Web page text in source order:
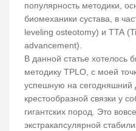
популярность методики,
биомеханики сустава, в
leveling osteotomy) и TTA
advancement).
В данной статье хотелось
методику TPLO, с моей
успешную на сегодняшний
крестообразной связки у
гигантских пород. Это
экстракапсулярной